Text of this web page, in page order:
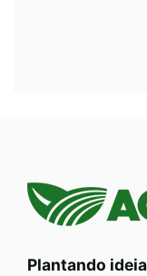
Plantando